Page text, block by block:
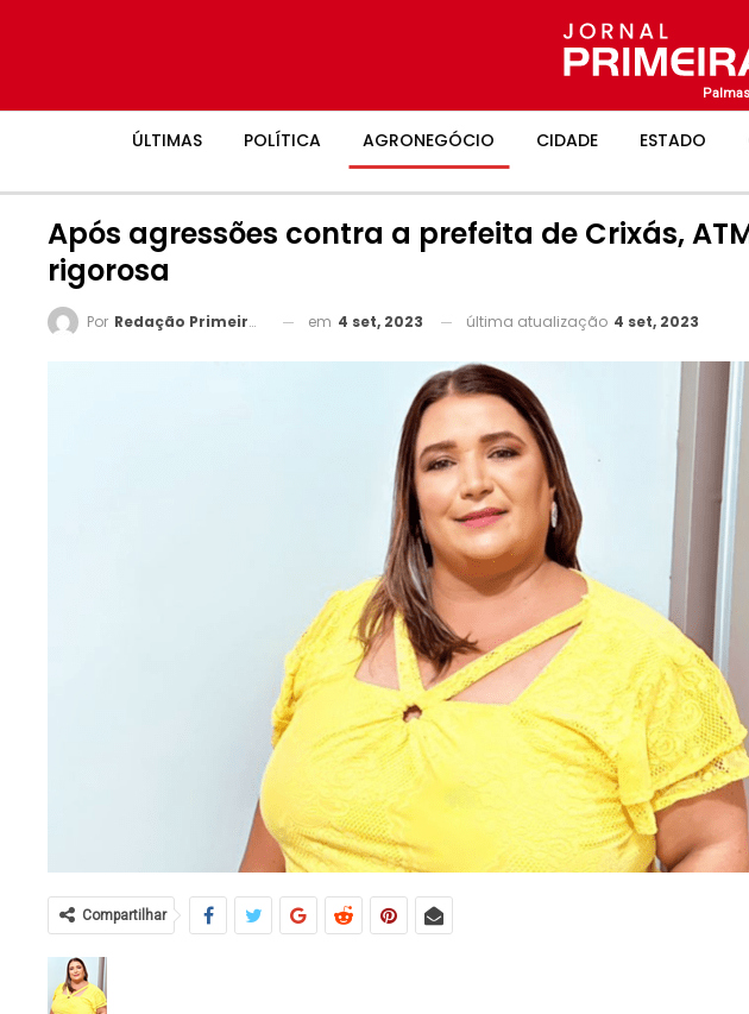
ÚLTIMAS POLÍTICA AGRONEGÓCIO CIDADE ESTADO
Após agressões contra a prefeita de Crixás,
rigorosa
Por Redação Primeira Página em 4 set, 2023 última atualização 4 set, 2023
Compartilhar